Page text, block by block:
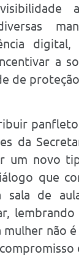
digital,
a
de
da
um novo
que
sala de
não